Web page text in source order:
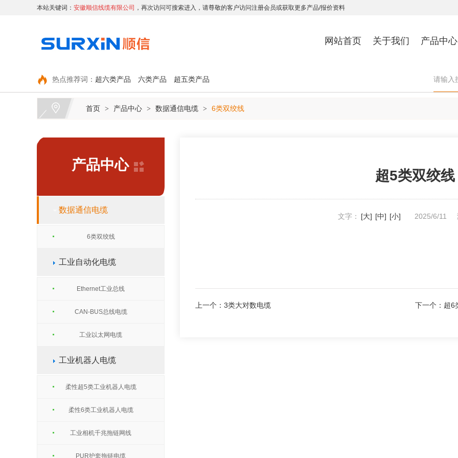
本站关键词： 安徽顺信线缆有限公司 ，再次访问可搜索进入，请尊敬的客户访问注册会员或获取更多产品/报价资料
网站首页 关于我们 产品中心
热点推荐词： 超六类产品 六类产品 超五类产品
首页 > 产品中心 > 数据通信电缆 > 6类双绞线
产品中心
数据通信电缆
6类双绞线
工业自动化电缆
Ethernet工业总线
CAN-BUS总线电缆
工业以太网电缆
工业机器人电缆
柔性超5类工业机器人电缆
柔性6类工业机器人电缆
工业相机千兆拖链网线
PUR护套拖链电缆
超5类双绞线
文字： [大] [中] [小] 2025/6/11
上一个： 3类大对数电缆 下一个： 超6